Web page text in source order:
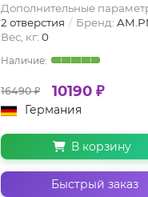
Дополнительные
2 отверстия
Бренд:
Вес, кг: 0
16490 ₽ 10190 ₽
Германия
В корзину
Быстрый заказ